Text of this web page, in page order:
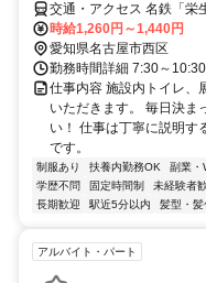
交通・アクセス 名鉄「栄
時給1,260円～1,440円
愛知県名古屋市西区
勤務時間詳細 7:30～
仕事内容 施設内トイレ、
いただきます。 毎日決ま
い！ 仕事は丁寧に説明す
です。
制服あり 扶養内勤務OK 副業・
学歴不問
固定時間制 未経験者
長期歓迎
駅近5分以内 髪型・髪
アルバイト・パート